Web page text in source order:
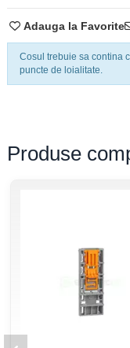
Adauga la Favorite
Cosul trebuie sa contina
puncte de loialitate.
PTFIX de la Phoenix
de distribuție micro
față de soluțiile
Conectare Push-in:
ferulă, reducând
Gata de utilizare:
eliminând
Produse